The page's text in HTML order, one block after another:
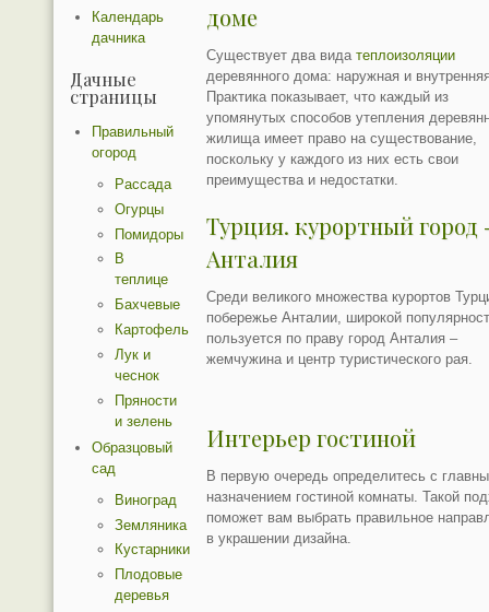
доме
Существует два видатеплоизоляции
деревянного дома: наружная и
Практика показывает, что каждый из
упомянутых способов утепления
жилища имеет право на существование,
поскольку у каждого из них есть свои
преимущества и недостатки.
Турция. курортный город
Анталия
Среди великого множества курортов
побережье Анталии, широкой
пользуется по праву город Анталия –
жемчужина и центр туристического рая.
Интерьер гостиной
В первую очередь определитесь с
назначением гостиной комнаты. Такой
поможет вам выбрать правильное
в украшении дизайна.
Календарь
дачника
Дачные
страницы
Правильный
огород
Рассада
Огурцы
Помидоры
В
теплице
Бахчевые
Картофель
Лук и
чеснок
Пряности
и зелень
Образцовый
сад
Виноград
Земляника
Кустарники
Плодовые
деревья